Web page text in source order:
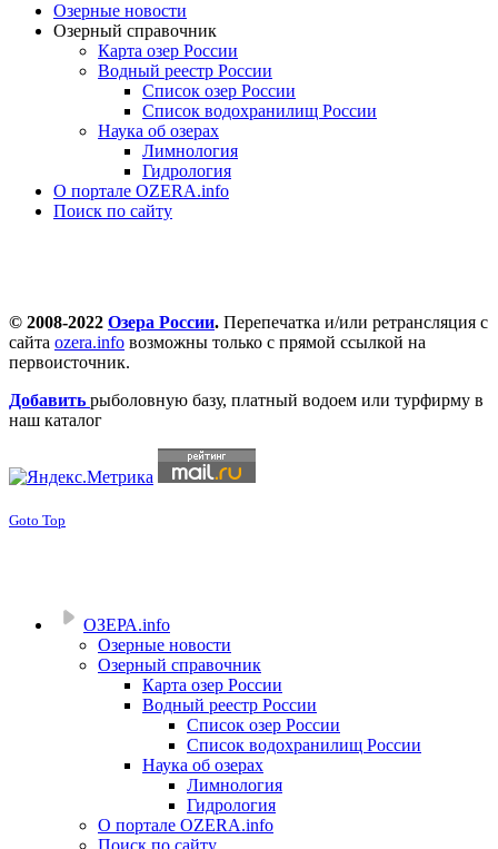
Озерные новости
Озерный справочник
Карта озер России
Водный реестр России
Список озер России
Список водохранилищ России
Наука об озерах
Лимнология
Гидрология
О портале OZERA.info
Поиск по сайту
© 2008-2022 Озера России. Перепечатка и/или ретрансляция с
сайта ozera.info возможны только с прямой ссылкой на
первоисточник.
Добавить рыболовную базу, платный водоем или турфирму в
наш каталог
Goto Top
ОЗЕРА.info
Озерные новости
Озерный справочник
Карта озер России
Водный реестр России
Список озер России
Список водохранилищ России
Наука об озерах
Лимнология
Гидрология
О портале OZERA.info